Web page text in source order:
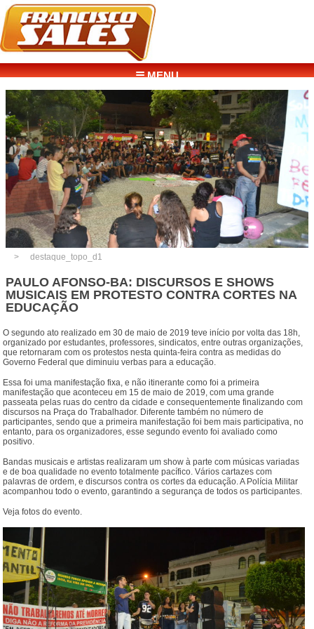
☰ MENU
destaque_topo_d1
PAULO AFONSO-BA: DISCURSOS E SHOWS
MUSICAIS EM PROTESTO CONTRA CORTES NA
EDUCAÇÃO
O segundo ato realizado em 30 de maio de 2019 teve início por volta das 18h,
organizado por estudantes, professores, sindicatos, entre outras organizações,
que retornaram com os protestos nesta quinta-feira contra as medidas do
Governo Federal que diminuiu verbas para a educação.
Essa foi uma manifestação fixa, e não itinerante como foi a primeira
manifestação que aconteceu em 15 de maio de 2019, com uma grande
passeata pelas ruas do centro da cidade e consequentemente finalizando com
discursos na Praça do Trabalhador. Diferente também no número de
participantes, sendo que a primeira manifestação foi bem mais participativa, no
entanto, para os organizadores, esse segundo evento foi avaliado como
positivo.
Bandas musicais e artistas realizaram um show à parte com músicas variadas
e de boa qualidade no evento totalmente pacífico. Vários cartazes com
palavras de ordem, e discursos contra os cortes da educação. A Polícia Militar
acompanhou todo o evento, garantindo a segurança de todos os participantes.
Veja fotos do evento.